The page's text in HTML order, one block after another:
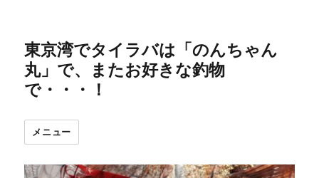
東京湾でタイラバは「のんちゃん
丸」で、またお好きな釣物
で・・・！
メニュー